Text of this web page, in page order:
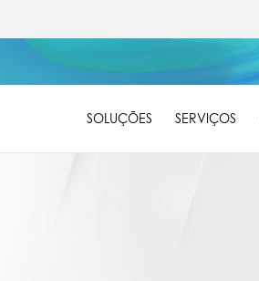
SOLUÇÕES SERVIÇOS